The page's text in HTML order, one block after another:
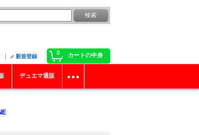
0 カートの中身
新規登録
デュエマ通販